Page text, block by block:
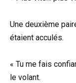
Une deuxième
étaient acculés.
« Tu me fais
le volant.